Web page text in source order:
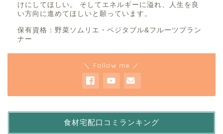
けにしてほしい。 そしてエネルギーに溢れ、人生を良
い方向に進めてほしいと願っています。
保有資格：野菜ソムリエ・ベジタブル&フルーツプラン
ナー
＼ Follow me ／
食材宅配口コミランキング